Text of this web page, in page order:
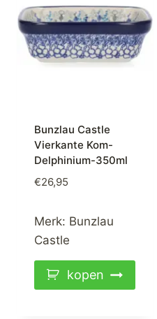
Bunzlau Castle
Vierkante Kom-
Delphinium-350ml
€26,95
Merk: Bunzlau
Castle
kopen